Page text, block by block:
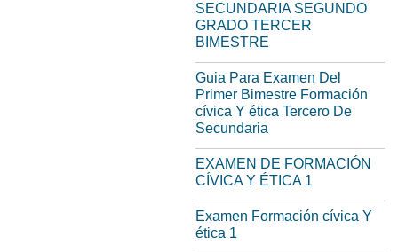
SECUNDARIA SEGUNDO
GRADO TERCER
BIMESTRE
Guia Para Examen Del
Primer Bimestre Formación
cívica Y ética Tercero De
Secundaria
EXAMEN DE FORMACIÓN
CÍVICA Y ÉTICA 1
Examen Formación cívica Y
ética 1